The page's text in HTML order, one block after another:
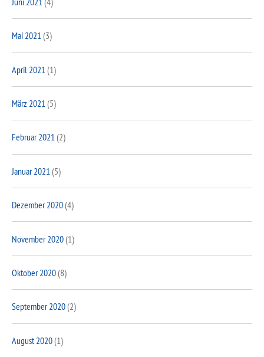
Mai 2021(3)
April 2021 (1)
März 2021(5)
Februar 2021(2)
Januar 2021 (5)
Dezember 2020(4)
November 2020(1)
Oktober 2020(8)
September 2020(2)
August 2020(1)